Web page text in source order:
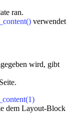
ran.
verwendet
wird, gibt
dem Layout-Block